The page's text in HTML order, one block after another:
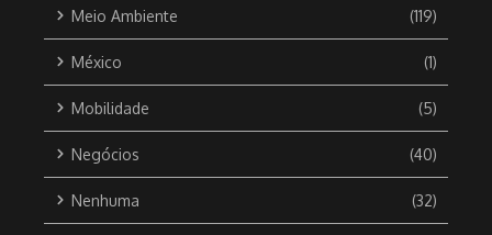
Meio Ambiente (119)
México (1)
Mobilidade (5)
Negócios (40)
Nenhuma (32)